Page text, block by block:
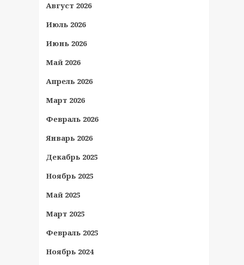
Август 2026
Июль 2026
Июнь 2026
Май 2026
Апрель 2026
Март 2026
Февраль 2026
Январь 2026
Декабрь 2025
Ноябрь 2025
Май 2025
Март 2025
Февраль 2025
Ноябрь 2024